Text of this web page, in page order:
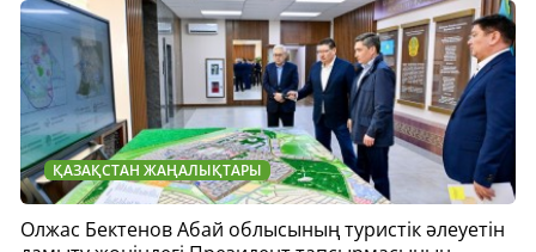
ҚАЗАҚСТАН ЖАҢАЛЫҚТАРЫ
Олжас Бектенов Абай облысының туристік әлеуетін